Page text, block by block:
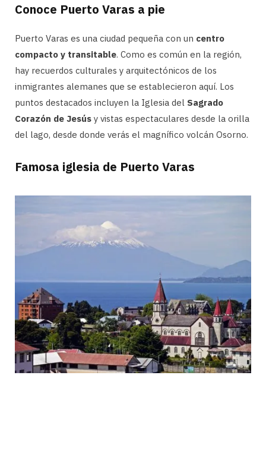
Conoce Puerto Varas a pie
Puerto Varas es una ciudad pequeña con un centro
compacto y transitable. Como es común en la región,
hay recuerdos culturales y arquitectónicos de los
inmigrantes alemanes que se establecieron aquí. Los
puntos destacados incluyen la Iglesia del Sagrado
Corazón de Jesús y vistas espectaculares desde la orilla
del lago, desde donde verás el magnífico volcán Osorno.
Famosa iglesia de Puerto Varas